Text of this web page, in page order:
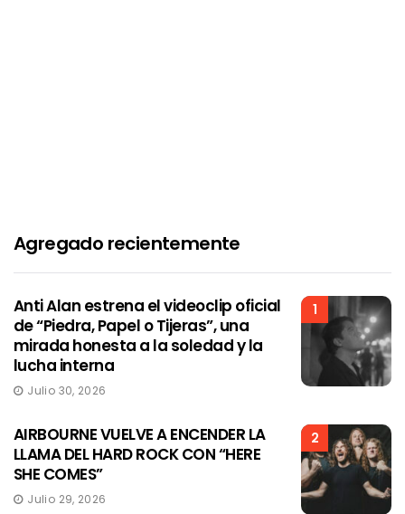
Agregado recientemente
1
Anti Alan estrena el videoclip oficial
de “Piedra, Papel o Tijeras”, una
mirada honesta a la soledad y la
lucha interna
Julio 30, 2026
2
AIRBOURNE VUELVE A ENCENDER LA
LLAMA DEL HARD ROCK CON “HERE
SHE COMES”
Julio 29, 2026